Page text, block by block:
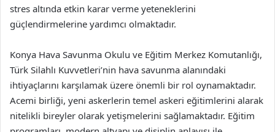
stres altında etkin karar verme yeteneklerini
güçlendirmelerine yardımcı olmaktadır.
Konya Hava Savunma Okulu ve Eğitim Merkez Komutanlığı,
Türk Silahlı Kuvvetleri’nin hava savunma alanındaki
ihtiyaçlarını karşılamak üzere önemli bir rol oynamaktadır.
Acemi birliği, yeni askerlerin temel askeri eğitimlerini alarak
nitelikli bireyler olarak yetişmelerini sağlamaktadır. Eğitim